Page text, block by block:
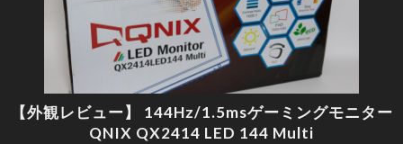
【外観レビュー】 144Hz/1.5msゲーミングモニター
QNIX QX2414 LED 144 Multi